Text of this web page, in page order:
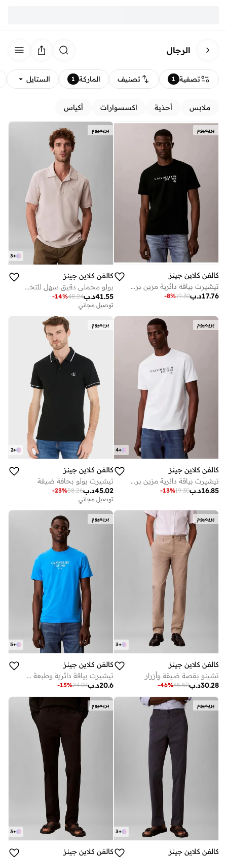
الرجال
تصفية 1 تصنيف الماركة 1 الستايل
ملابس أحذية اكسسوارات أكياس
بريميوم
كالفن كلاين جينز
تيشيرت بياقة دائرية مزين برسمة
د.ب17.76
19.30
-8%
بريميوم
+
3
كالفن كلاين جينز
بولو مخملي دقيق سهل للتخييم
د.ب41.55
48.24
-14%
توصيل مجاني
بريميوم
+
4
كالفن كلاين جينز
تيشيرت بياقة دائرية مزين برسمة
د.ب16.85
19.30
-13%
بريميوم
+
2
كالفن كلاين جينز
تيشيرت بولو بحافة ضيقة
د.ب45.02
58.26
-23%
توصيل مجاني
بريميوم
+
3
كالفن كلاين جينز
تشينو بقصة ضيقة وأزرار
د.ب30.28
55.50
-46%
بريميوم
+
5
كالفن كلاين جينز
تيشيرت بياقة دائرية وطبعة شعار
د.ب20.6
24.07
-15%
بريميوم
+
3
كالفن كلاين جينز
بريميوم
+
3
كالفن كلاين جينز